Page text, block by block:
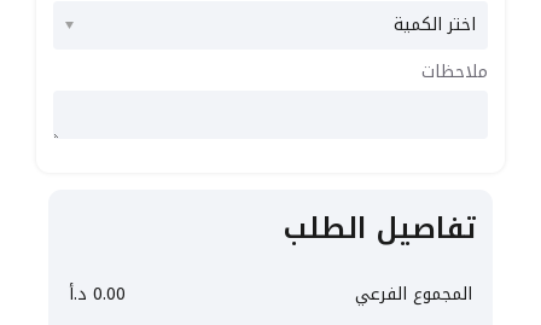
ملاحظات
تفاصيل الطلب
المجموع الفرعي 0.00 د.أ